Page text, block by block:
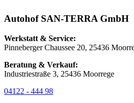
Autohof SAN-TERRA GmbH
Werkstatt & Service:
Pinneberger Chaussee 20, 25436
Beratung & Verkauf:
Industriestraße 3, 25436 Moorrege
04122 - 444 98